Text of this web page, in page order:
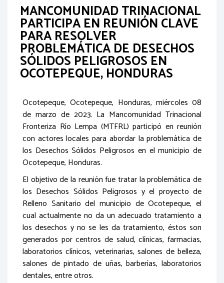
MANCOMUNIDAD TRINACIONAL
PARTICIPA EN REUNIÓN CLAVE
PARA RESOLVER
PROBLEMÁTICA DE DESECHOS
SÓLIDOS PELIGROSOS EN
OCOTEPEQUE, HONDURAS
Ocotepeque, Ocotepeque, Honduras, miércoles 08
de marzo de 2023. La Mancomunidad Trinacional
Fronteriza Río Lempa (MTFRL) participó en reunión
con actores locales para abordar la problemática de
los Desechos Sólidos Peligrosos en el municipio de
Ocotepeque, Honduras.
El objetivo de la reunión fue tratar la problemática de
los Desechos Sólidos Peligrosos y el proyecto de
Relleno Sanitario del municipio de Ocotepeque, el
cual actualmente no da un adecuado tratamiento a
los desechos y no se les da tratamiento, éstos son
generados por centros de salud, clínicas, farmacias,
laboratorios clínicos, veterinarias, salones de belleza,
salones de pintado de uñas, barberías, laboratorios
dentales, entre otros.